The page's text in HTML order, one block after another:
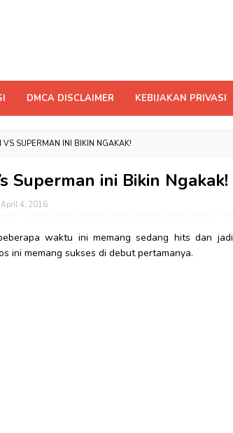
DMCA DISCLAIMER KEBIJAKAN PRIVASI
SUPERMAN INI BIKIN NGAKAK!
Superman ini Bikin Ngakak!
April 4, 2016
waktu ini memang sedang hits dan jadi
ini memang sukses di debut pertamanya.